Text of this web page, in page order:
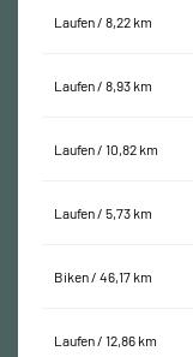
Laufen / 8,22 km
Laufen / 8,93 km
Laufen / 10,82 km
Laufen / 5,73 km
Biken / 46,17 km
Laufen / 12,86 km